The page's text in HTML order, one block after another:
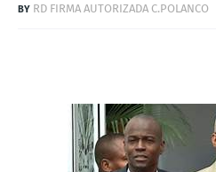
RD FIRMA AUTORIZADA C.POLANCO